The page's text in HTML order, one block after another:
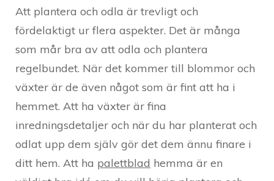
Att plantera och odla är trevligt och
fördelaktigt ur flera aspekter. Det är många
som mår bra av att odla och plantera
regelbundet. När det kommer till blommor och
växter är de även något som är fint att ha i
hemmet. Att ha växter är fina
inredningsdetaljer och när du har planterat och
odlat upp dem själv gör det dem ännu finare i
ditt hem. Att ha palettblad hemma är en